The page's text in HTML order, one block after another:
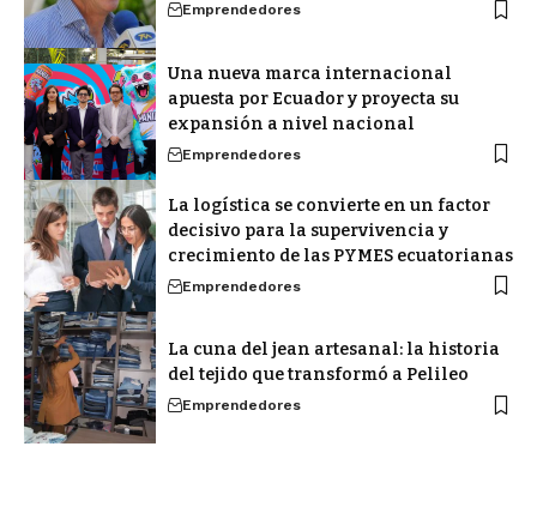
Emprendedores
Una nueva marca internacional
apuesta por Ecuador y proyecta su
expansión a nivel nacional
Emprendedores
La logística se convierte en un factor
decisivo para la supervivencia y
crecimiento de las PYMES ecuatorianas
Emprendedores
La cuna del jean artesanal: la historia
del tejido que transformó a Pelileo
Emprendedores